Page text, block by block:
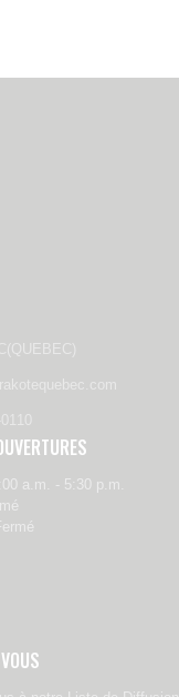
a.m. - 5:30 p.m.